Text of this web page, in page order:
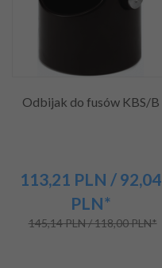
Odbijak do fusów KBS/B
113,21 PLN / 92,04
PLN*
145,14 PLN / 118,00 PLN*